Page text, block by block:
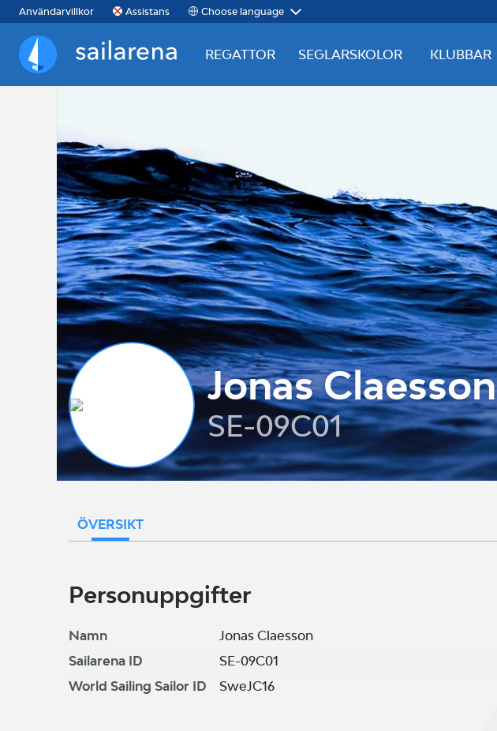
Användarvillkor Assistans Choose language
Sailarena
REGATTOR SEGLARSKOLOR KLUBBAR
Jonas Claesson
SE-09C01
ÖVERSIKT
Personuppgifter
Namn
Jonas Claesson
Sailarena ID
SE-09C01
World Sailing Sailor ID
SweJC16